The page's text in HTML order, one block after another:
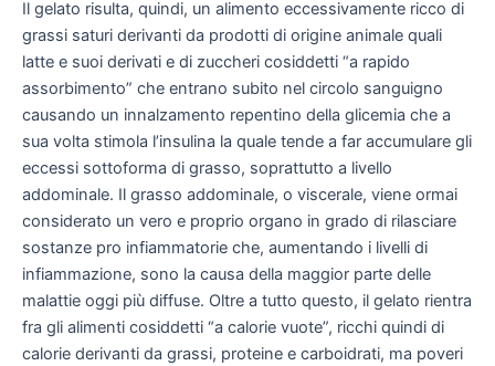
Il gelato risulta, quindi, un alimento eccessivamente ricco di
grassi saturi derivanti da prodotti di origine animale quali
latte e suoi derivati e di zuccheri cosiddetti “a rapido
assorbimento” che entrano subito nel circolo sanguigno
causando un innalzamento repentino della glicemia che a
sua volta stimola l’insulina la quale tende a far accumulare gli
eccessi sottoforma di grasso, soprattutto a livello
addominale. Il grasso addominale, o viscerale, viene ormai
considerato un vero e proprio organo in grado di rilasciare
sostanze pro infiammatorie che, aumentando i livelli di
infiammazione, sono la causa della maggior parte delle
malattie oggi più diffuse. Oltre a tutto questo, il gelato rientra
fra gli alimenti cosiddetti “a calorie vuote”, ricchi quindi di
calorie derivanti da grassi, proteine e carboidrati, ma poveri